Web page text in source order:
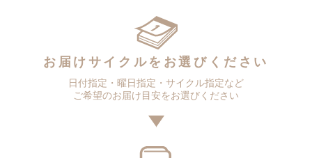
お届けサイクルをお選びください
日付指定・曜日指定・サイクル指定など
ご希望のお届け目安をお選びください